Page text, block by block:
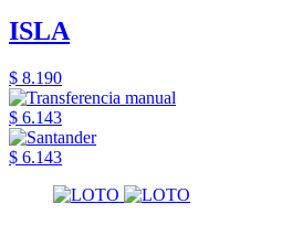
ISLA
$ 8.190
$ 6.143
$ 6.143